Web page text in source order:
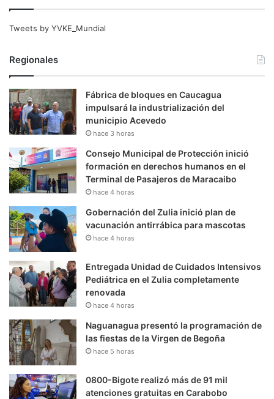
Tweets by YVKE_Mundial
Regionales
Fábrica de bloques en Caucagua
impulsará la industrialización del
municipio Acevedo
hace 3 horas
Consejo Municipal de Protección inició
formación en derechos humanos en el
Terminal de Pasajeros de Maracaibo
hace 4 horas
Gobernación del Zulia inició plan de
vacunación antirrábica para mascotas
hace 4 horas
Entregada Unidad de Cuidados Intensivos
Pediátrica en el Zulia completamente
renovada
hace 4 horas
Naguanagua presentó la programación de
las fiestas de la Virgen de Begoña
hace 5 horas
0800-Bigote realizó más de 91 mil
atenciones gratuitas en Carabobo